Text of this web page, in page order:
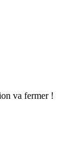
va fermer !